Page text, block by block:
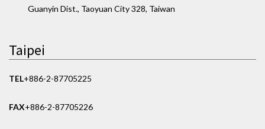
Guanyin Dist., Taoyuan City 328, Taiwan
Taipei
TEL+886-2-87705225
FAX+886-2-87705226